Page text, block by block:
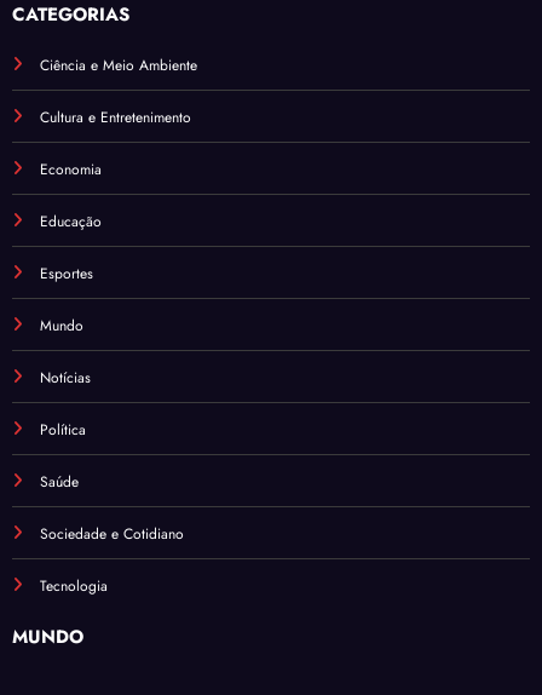
CATEGORIAS
Ciência e Meio Ambiente
Cultura e Entretenimento
Economia
Educação
Esportes
Mundo
Notícias
Política
Saúde
Sociedade e Cotidiano
Tecnologia
MUNDO